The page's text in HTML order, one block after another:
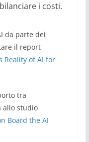
i costi.
da parte dei
il report
Reality of AI for
tra
allo studio
Board the AI